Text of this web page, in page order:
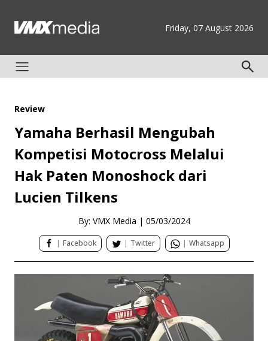
Friday, 07 August 2026
Review
Yamaha Berhasil Mengubah
Kompetisi Motocross Melalui
Hak Paten Monoshock dari
Lucien Tilkens
By: VMX Media | 05/03/2024
| Facebook | Twitter | Whatsapp